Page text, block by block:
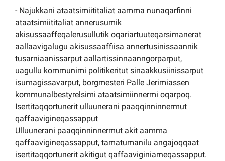
- Najukkani ataatsimiititaliat aamma nunaqarfinni
ataatsimiititaliat annerusumik
akisussaaffeqalerusullutik oqariartuuteqarsimanerat
aallaavigalugu akisussaaffiisa annertusinissaannik
tusarniaanissarput aallartissinnaanngorparput,
uagullu kommunimi politikeritut sinaakkusiinissarput
isumagissavarput, borgmesteri Palle Jerimiassen
kommunalbestyrelsimi ataatsimiinnermi oqarpoq.
Isertitaqqortunerit ulluunerani paaqqinninnermut
qaffaavigineqassapput
Ulluunerani paaqqinninnermut akit aamma
qaffaavigineqassapput, tamatumanilu angajoqqaat
isertitaqqortunerit akitigut qaffaaviginiarneqassapput.